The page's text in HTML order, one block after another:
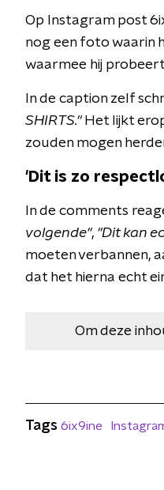
Op Instagram post
nog een foto waarin
waarmee hij
In de caption zelf
SHIRTS." Het lijkt
zouden mogen
'Dit is zo
In de comments
volgende", "Dit kan
moeten verbannen,
dat het hierna echt
Om deze
Tags 6ix9ine